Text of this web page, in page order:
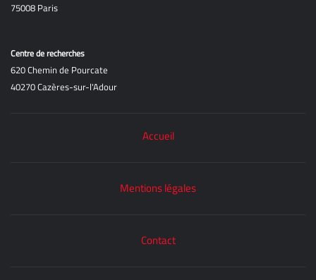
75008 Paris
Centre de recherches
620 Chemin de Pourcate
40270 Cazères-sur-l'Adour
Accueil
Mentions légales
Contact